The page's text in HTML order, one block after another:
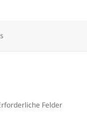
Felder